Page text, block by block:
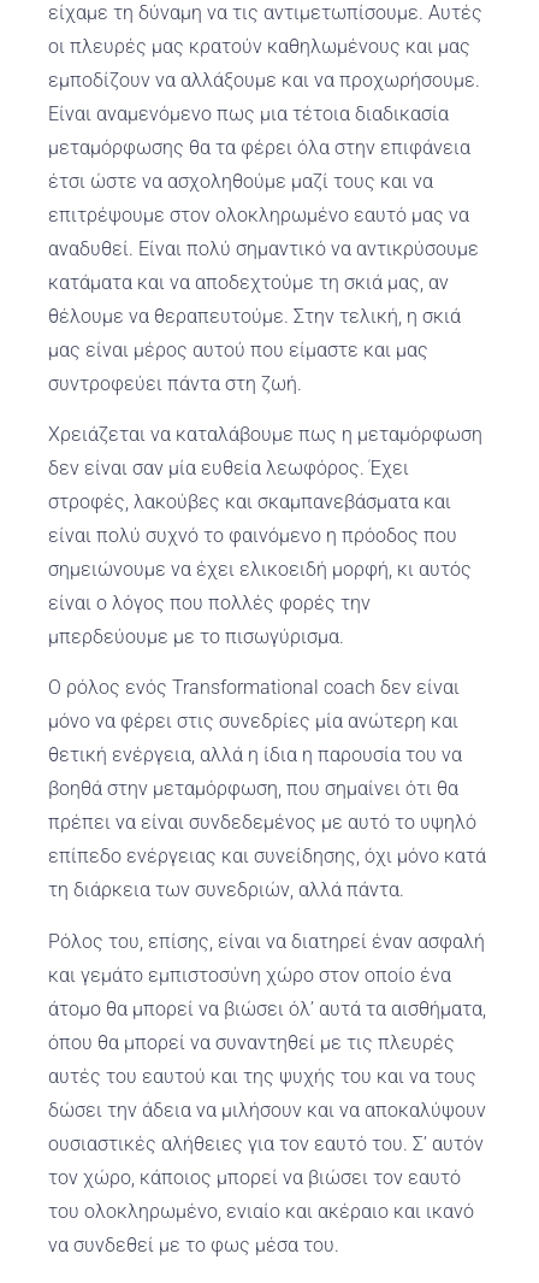
είχαμε τη δύναμη να τις αντιμετωπίσουμε. Αυτές
οι πλευρές μας κρατούν καθηλωμένους και μας
εμποδίζουν να αλλάξουμε και να προχωρήσουμε.
Είναι αναμενόμενο πως μια τέτοια διαδικασία
μεταμόρφωσης θα τα φέρει όλα στην επιφάνεια
έτσι ώστε να ασχοληθούμε μαζί τους και να
επιτρέψουμε στον ολοκληρωμένο εαυτό μας να
αναδυθεί. Είναι πολύ σημαντικό να αντικρύσουμε
κατάματα και να αποδεχτούμε τη σκιά μας, αν
θέλουμε να θεραπευτούμε. Στην τελική, η σκιά
μας είναι μέρος αυτού που είμαστε και μας
συντροφεύει πάντα στη ζωή.
Χρειάζεται να καταλάβουμε πως η μεταμόρφωση
δεν είναι σαν μία ευθεία λεωφόρος. Έχει
στροφές, λακούβες και σκαμπανεβάσματα και
είναι πολύ συχνό το φαινόμενο η πρόοδος που
σημειώνουμε να έχει ελικοειδή μορφή, κι αυτός
είναι ο λόγος που πολλές φορές την
μπερδεύουμε με το πισωγύρισμα.
Ο ρόλος ενός Transformational coach δεν είναι
μόνο να φέρει στις συνεδρίες μία ανώτερη και
θετική ενέργεια, αλλά η ίδια η παρουσία του να
βοηθά στην μεταμόρφωση, που σημαίνει ότι θα
πρέπει να είναι συνδεδεμένος με αυτό το υψηλό
επίπεδο ενέργειας και συνείδησης, όχι μόνο κατά
τη διάρκεια των συνεδριών, αλλά πάντα.
Ρόλος του, επίσης, είναι να διατηρεί έναν ασφαλή
και γεμάτο εμπιστοσύνη χώρο στον οποίο ένα
άτομο θα μπορεί να βιώσει όλ’ αυτά τα αισθήματα,
όπου θα μπορεί να συναντηθεί με τις πλευρές
αυτές του εαυτού και της ψυχής του και να τους
δώσει την άδεια να μιλήσουν και να αποκαλύψουν
ουσιαστικές αλήθειες για τον εαυτό του. Σ’ αυτόν
τον χώρο, κάποιος μπορεί να βιώσει τον εαυτό
του ολοκληρωμένο, ενιαίο και ακέραιο και ικανό
να συνδεθεί με το φως μέσα του.